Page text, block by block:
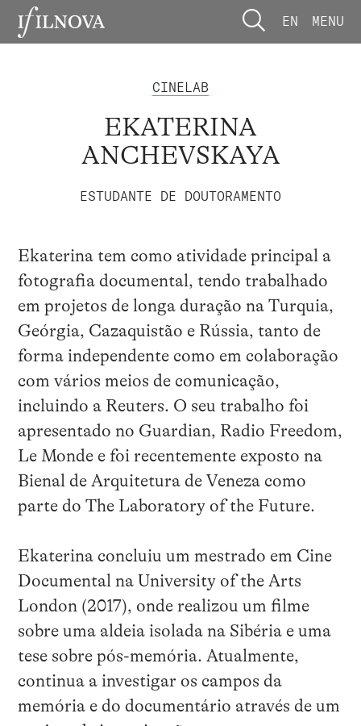
EN MENU
CINELAB
EKATERINA
ANCHEVSKAYA
ESTUDANTE DE DOUTORAMENTO
Ekaterina tem como atividade principal a
fotografia documental, tendo trabalhado
em projetos de longa duração na Turquia,
Geórgia, Cazaquistão e Rússia, tanto de
forma independente como em colaboração
com vários meios de comunicação,
incluindo a Reuters. O seu trabalho foi
apresentado no Guardian, Radio Freedom,
Le Monde e foi recentemente exposto na
Bienal de Arquitetura de Veneza como
parte do The Laboratory of the Future.
Ekaterina concluiu um mestrado em Cine
Documental na University of the Arts
London (2017), onde realizou um filme
sobre uma aldeia isolada na Sibéria e uma
tese sobre pós-memória. Atualmente,
continua a investigar os campos da
memória e do documentário através de um